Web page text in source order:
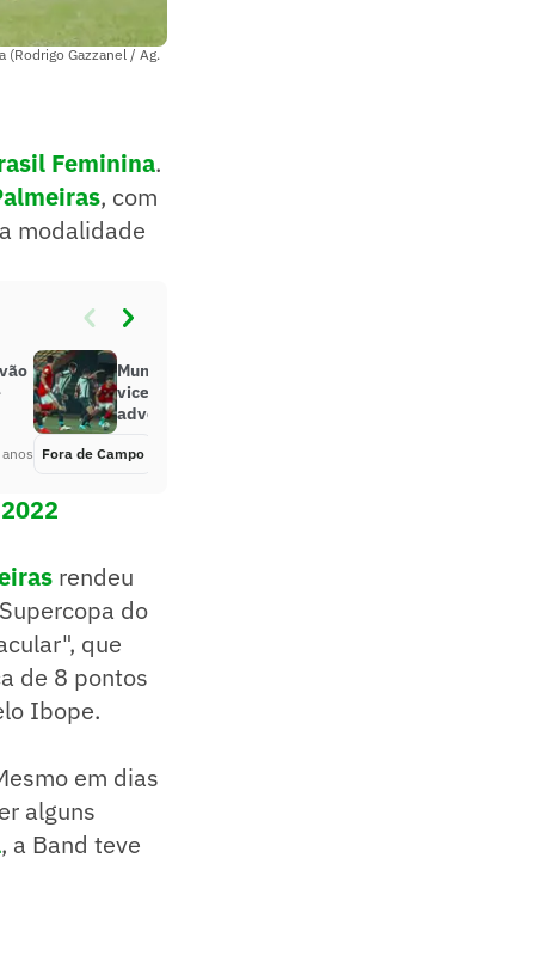
(Rodrigo Gazzanel / Ag.
Feminina.
, com
modalidade
Mundial de Clubes coloca Band na
vice-liderança em audiência com
adversário do Palmeiras
Fora de Campo
rendeu
do
que
de 8 pontos
Ibope.
em dias
alguns
, a Band teve